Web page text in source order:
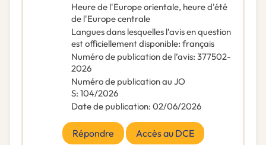
Heure de l'Europe orientale, heure d'été
de l'Europe centrale
Langues dans lesquelles l’avis en question
est officiellement disponible: français
Numéro de publication de l’avis: 377502-
2026
Numéro de publication au JO
S: 104/2026
Date de publication: 02/06/2026
Répondre Accès au DCE